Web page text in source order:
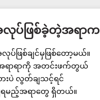
ပ်ဖြစ်ခဲ့တဲ့အရာက
ပ်ဖြစ်ချင်မှဖြစ်တော့မယ်။
အရာရာကို အတင်းဖက်တွယ်
းပဲ လွတ်ချသင့်ရင်
မည့်အရာတွေ ရှိတယ်။